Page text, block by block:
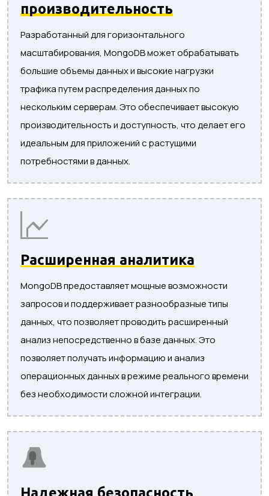
производительность
Разработанный для горизонтального
масштабирования, MongoDB может обрабатывать
большие объемы данных и высокие нагрузки
трафика путем распределения данных по
нескольким серверам. Это обеспечивает высокую
производительность и доступность, что делает его
идеальным для приложений с растущими
потребностями в данных.
Расширенная аналитика
MongoDB предоставляет мощные возможности
запросов и поддерживает разнообразные типы
данных, что позволяет проводить расширенный
анализ непосредственно в базе данных. Это
позволяет получать информацию и анализ
операционных данных в режиме реального времени
без необходимости сложной интеграции.
Надежная безопасность